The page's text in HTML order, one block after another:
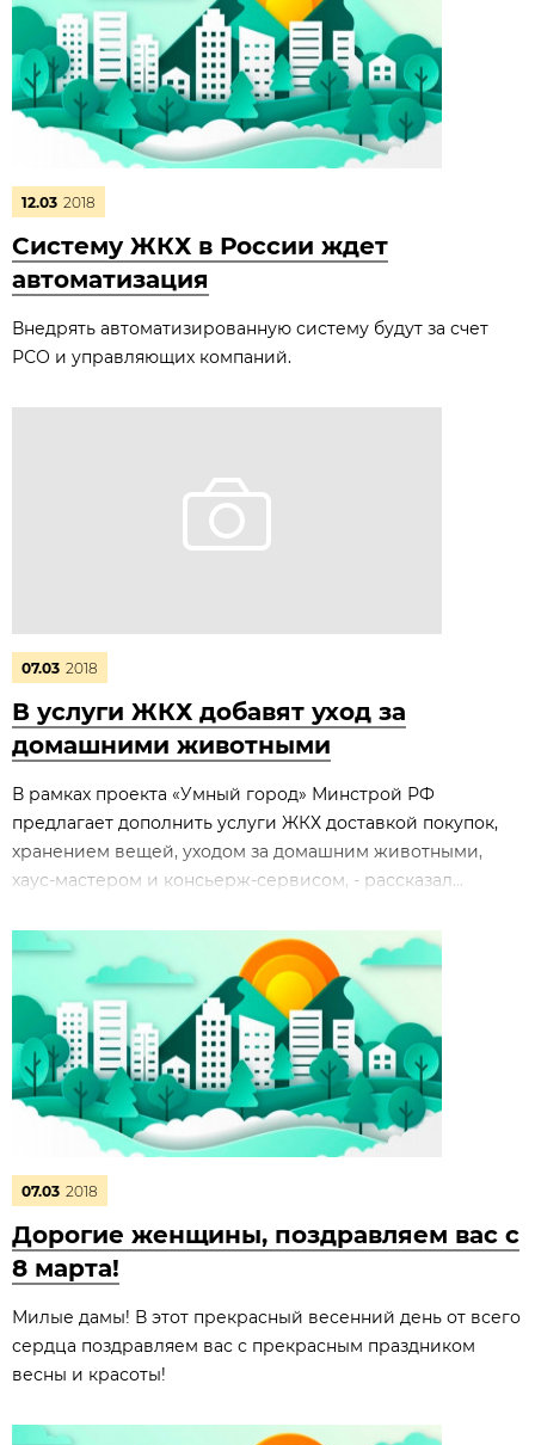
12.03 2018
Систему ЖКХ в России ждет
автоматизация
Внедрять автоматизированную систему будут за счет
РСО и управляющих компаний.
07.03 2018
В услуги ЖКХ добавят уход за
домашними животными
В рамках проекта «Умный город» Минстрой РФ
предлагает дополнить услуги ЖКХ доставкой покупок,
хранением вещей, уходом за домашним животными,
хаус-мастером и консьерж-сервисом, - рассказал...
07.03 2018
Дорогие женщины, поздравляем вас с
8 марта!
Милые дамы! В этот прекрасный весенний день от всего
сердца поздравляем вас с прекрасным праздником
весны и красоты!